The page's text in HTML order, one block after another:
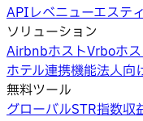
APIレベニューエステ
ソリューション
AirbnbホストVrboホ
ホテル連携機能法人向
無料ツール
グローバルSTR指数収